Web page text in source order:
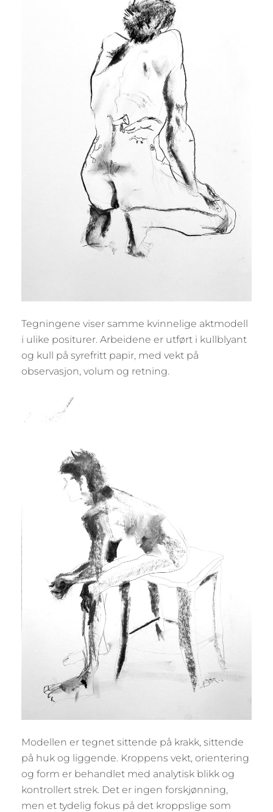
Tegningene viser samme kvinnelige aktmodell
i ulike positurer. Arbeidene er utført i kullblyant
og kull på syrefritt papir, med vekt på
observasjon, volum og retning.
Modellen er tegnet sittende på krakk, sittende
på huk og liggende. Kroppens vekt, orientering
og form er behandlet med analytisk blikk og
kontrollert strek. Det er ingen forskjønning,
men et tydelig fokus på det kroppslige som